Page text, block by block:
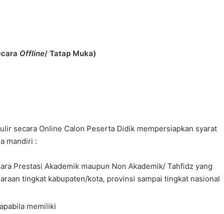
Offline/ Tatap Muka)
secara Online Calon Peserta Didik mempersiapkan syarat
mandiri :
Prestasi Akademik maupun Non Akademik/ Tahfidz yang
tingkat kabupaten/kota, provinsi sampai tingkat nasional
memiliki